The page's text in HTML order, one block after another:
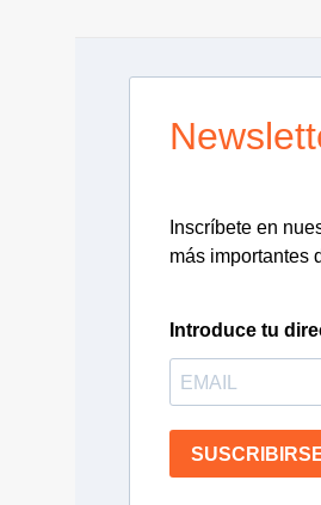
Inscríbete en
más importantes
Introduce tu